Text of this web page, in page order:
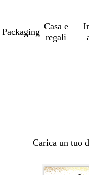
Packaging
Casa e
regali
Carica un tuo